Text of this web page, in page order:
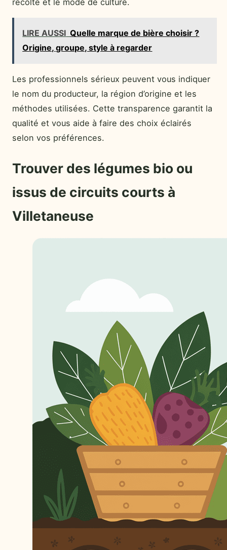
LIRE AUSSI Quelle marque de bière choisir ?
Origine, groupe, style à regarder
Les professionnels sérieux peuvent vous indiquer
le nom du producteur, la région d’origine et les
méthodes utilisées. Cette transparence garantit la
qualité et vous aide à faire des choix éclairés
selon vos préférences.
Trouver des légumes bio ou
issus de circuits courts à
Villetaneuse